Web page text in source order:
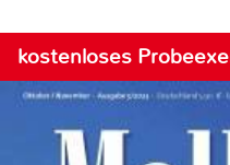
kostenloses